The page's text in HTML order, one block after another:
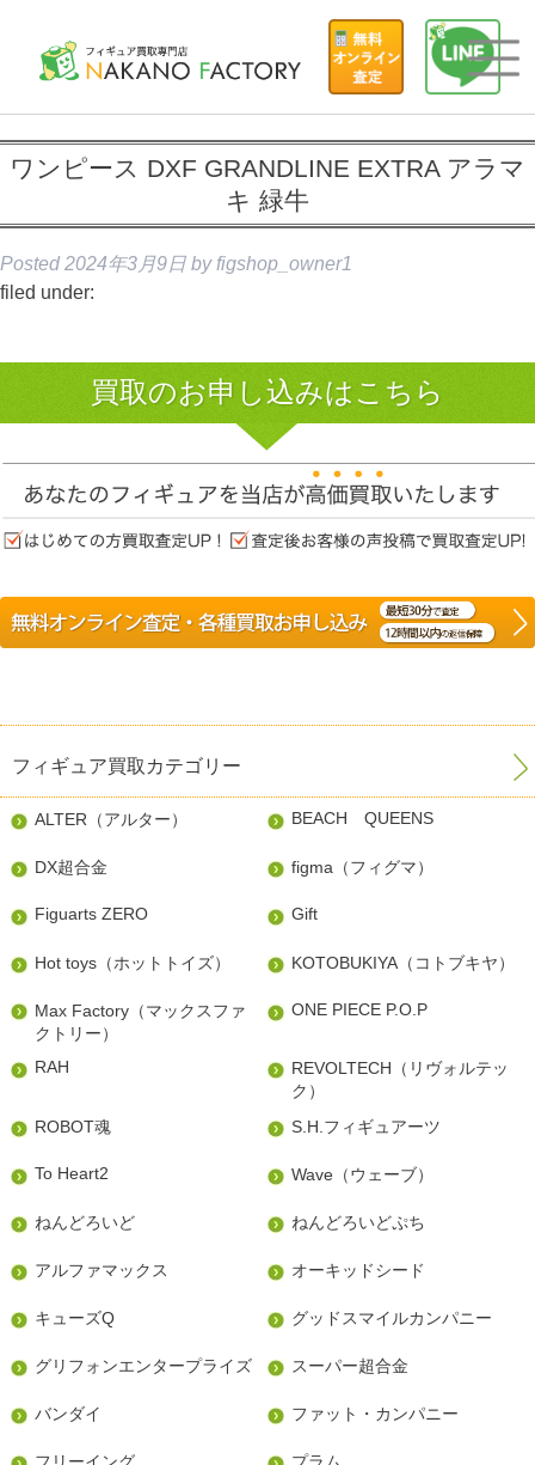
ワンピース DXF GRANDLINE EXTRA アラマ
キ 緑牛
Posted 2024年3月9日 by figshop_owner1
filed under:
買取のお申し込みはこちら
フィギュア買取カテゴリー
ALTER（アルター） BEACH QUEENS
DX超合金 figma（フィグマ）
Figuarts ZERO Gift
Hot toys（ホットトイズ） KOTOBUKIYA（コトブキヤ）
Max Factory（マックスファ
クトリー）
ONE PIECE P.O.P
RAH
REVOLTECH（リヴォルテッ
ク）
ROBOT魂
S.H.フィギュアーツ
To Heart2 Wave（ウェーブ）
ねんどろいど ねんどろいどぷち
アルファマックス オーキッドシード
キューズQ グッドスマイルカンパニー
グリフォンエンタープライズ スーパー超合金
バンダイ ファット・カンパニー
フリーイング プラム